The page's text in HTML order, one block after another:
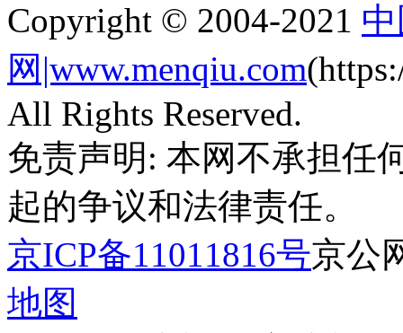
Copyright © 2004-2021
网|www.menqiu.com
All Rights Reserved.
免责声明: 本网不承担任
起的争议和法律责任。
京ICP备11011816号京公
地图